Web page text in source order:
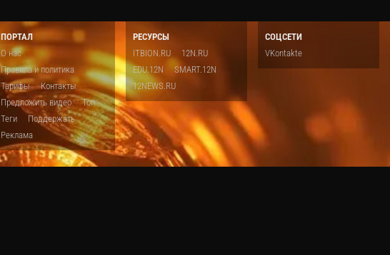
ПОРТАЛ
О нас
Правила и политика
Тарифы
Контакты
Предложить видео
Топ
Теги
Поддержать
Реклама
РЕСУРСЫ
ITBION.RU
12N.RU
EDU.12N
SMART.12N
12NEWS.RU
СОЦСЕТИ
VKontakte